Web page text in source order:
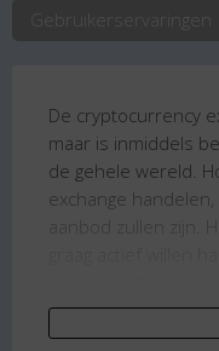
Gebruikerservaringen
De cryptocurrency
maar is inmiddels
de gehele wereld.
exchange
aanbod zullen zijn.
exchange review
onderwerpen naar